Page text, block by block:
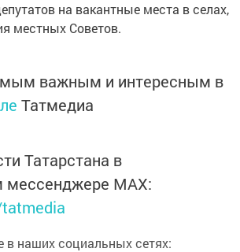
на вакантные места в селах,
местных Советов.
важным и интересным в
Татмедиа
Татарстана в
мессенджере MАХ:
в наших социальных сетях: